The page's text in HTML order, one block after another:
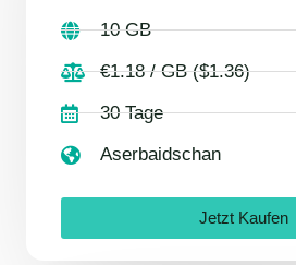
10 GB
€1.18 / GB ($1.36)
30 Tage
Aserbaidschan
Jetzt Kaufen